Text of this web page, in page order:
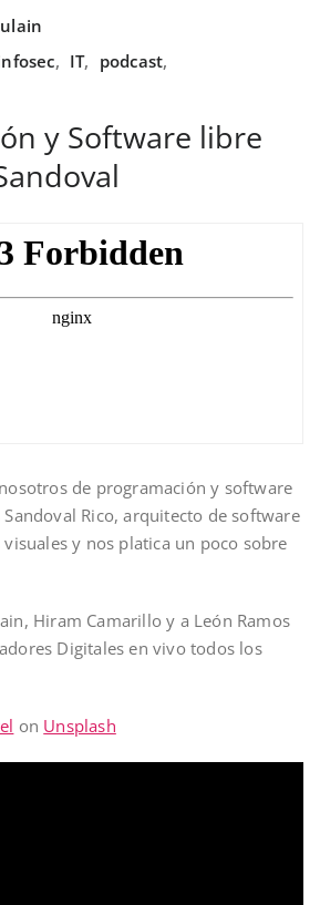
, IT, podcast,
y Software libre
de programación y software
Rico, arquitecto de software
y nos platica un poco sobre
Hiram Camarillo y a León Ramos
Digitales en vivo todos los
on Unsplash